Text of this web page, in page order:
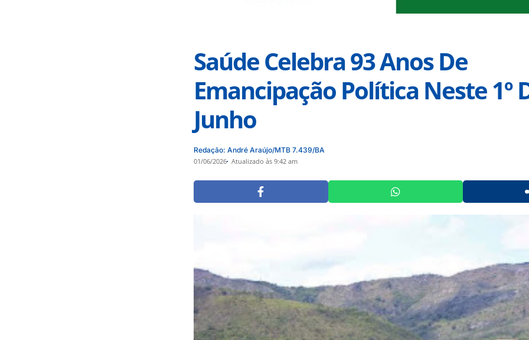
Saúde Celebra 93 Anos De
Emancipação Política Neste 1º
Junho
Redação: André Araújo/MTB 7.439/BA
01/06/2026 Atualizado às 9:42 am